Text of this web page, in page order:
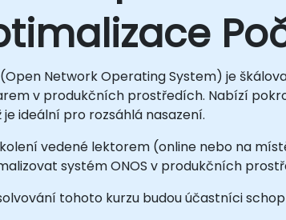
(Open Network Operating System) je
v produkčních prostředích. Nabízí
je ideální pro rozsáhlá nasazení.
vedené lektorem (online nebo na
systém ONOS v produkčních
tohoto kurzu budou účastníci